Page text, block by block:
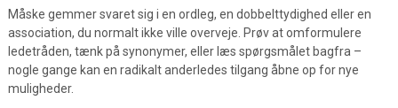
Måske gemmer svaret sig i en ordleg, en dobbelttydighed eller en
association, du normalt ikke ville overveje. Prøv at omformulere
ledetråden, tænk på synonymer, eller læs spørgsmålet bagfra –
nogle gange kan en radikalt anderledes tilgang åbne op for nye
muligheder.